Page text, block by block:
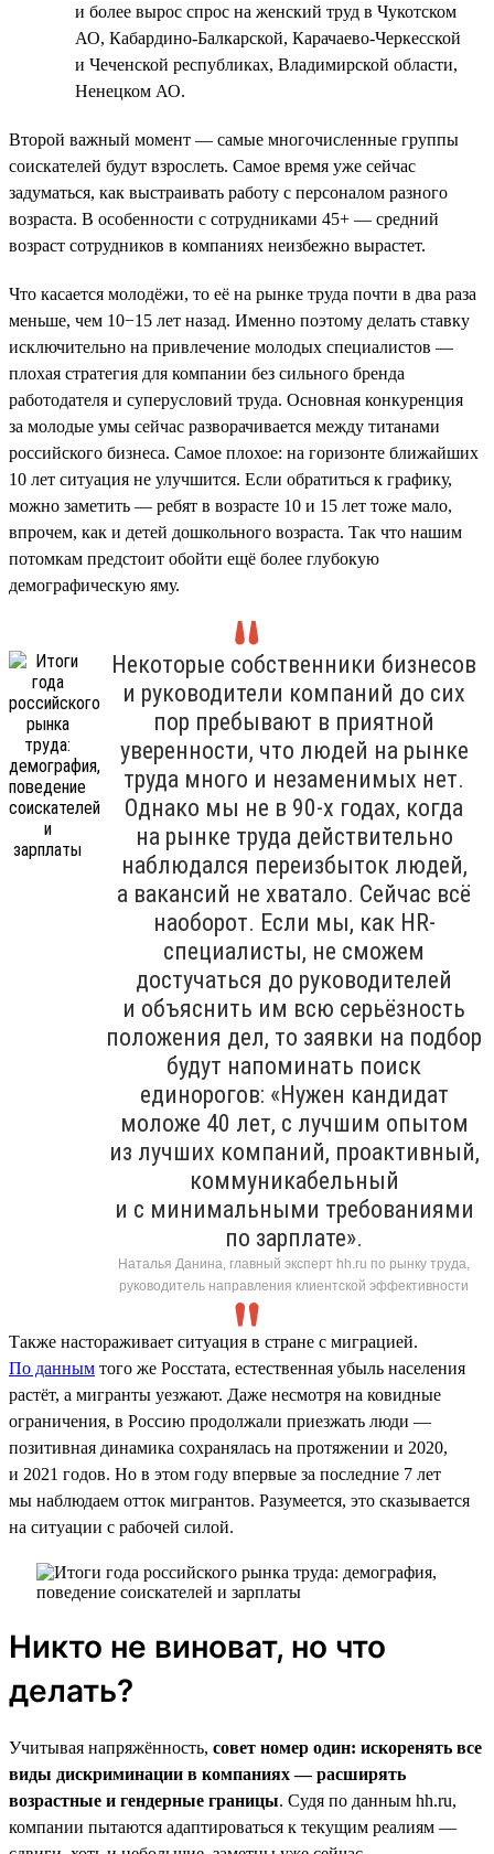
и более вырос спрос на женский труд в Чукотском
АО, Кабардино-Балкарской, Карачаево-Черкесской
и Чеченской республиках, Владимирской области,
Ненецком АО.
Второй важный момент — самые многочисленные группы
соискателей будут взрослеть. Самое время уже сейчас
задуматься, как выстраивать работу с персоналом разного
возраста. В особенности с сотрудниками 45+ — средний
возраст сотрудников в компаниях неизбежно вырастет.
Что касается молодёжи, то её на рынке труда почти в два раза
меньше, чем 10−15 лет назад. Именно поэтому делать ставку
исключительно на привлечение молодых специалистов —
плохая стратегия для компании без сильного бренда
работодателя и суперусловий труда. Основная конкуренция
за молодые умы сейчас разворачивается между титанами
российского бизнеса. Самое плохое: на горизонте ближайших
10 лет ситуация не улучшится. Если обратиться к графику,
можно заметить — ребят в возрасте 10 и 15 лет тоже мало,
впрочем, как и детей дошкольного возраста. Так что нашим
потомкам предстоит обойти ещё более глубокую
демографическую яму.
Некоторые собственники бизнесов
и руководители компаний до сих
пор пребывают в приятной
уверенности, что людей на рынке
труда много и незаменимых нет.
Однако мы не в 90-х годах, когда
на рынке труда действительно
наблюдался переизбыток людей,
а вакансий не хватало. Сейчас всё
наоборот. Если мы, как HR-
специалисты, не сможем
достучаться до руководителей
и объяснить им всю серьёзность
положения дел, то заявки на подбор
будут напоминать поиск
единорогов: «Нужен кандидат
моложе 40 лет, с лучшим опытом
из лучших компаний, проактивный,
коммуникабельный
и с минимальными требованиями
по зарплате».
Наталья Данина, главный эксперт hh.ru по рынку труда,
руководитель направления клиентской эффективности
Также настораживает ситуация в стране с миграцией.
По данным того же Росстата, естественная убыль населения
растёт, а мигранты уезжают. Даже несмотря на ковидные
ограничения, в Россию продолжали приезжать люди —
позитивная динамика сохранялась на протяжении и 2020,
и 2021 годов. Но в этом году впервые за последние 7 лет
мы наблюдаем отток мигрантов. Разумеется, это сказывается
на ситуации с рабочей силой.
Никто не виноват, но что
делать?
Учитывая напряжённость, совет номер один: искоренять все
виды дискриминации в компаниях — расширять
возрастные и гендерные границы. Судя по данным hh.ru,
компании пытаются адаптироваться к текущим реалиям —